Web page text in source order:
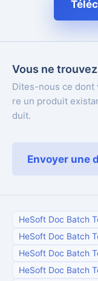
Vous ne
Dites-nous ce dont
re un produit
duit.
Envoyer une
HeSoft Doc Batch
HeSoft Doc Batch
HeSoft Doc Batch
HeSoft Doc Batch